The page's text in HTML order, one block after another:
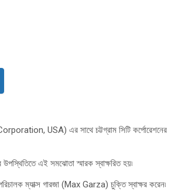
Corporation, USA) এর সাথে চট্টগ্রাম সিটি কর্পোরেশনের
এই সমঝোতা স্মারক স্বাক্ষরিত হয়৷
ম্যাক্স গারজা (Max Garza) চুক্তি স্বাক্ষর করেন৷